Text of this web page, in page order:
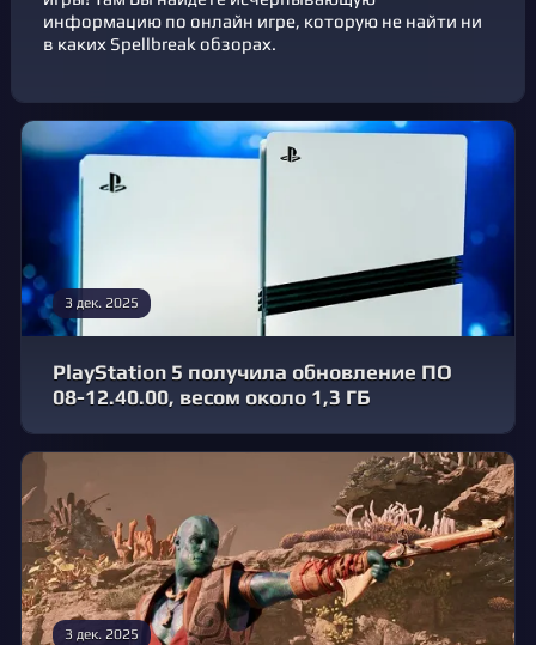
информацию по онлайн игре, которую не найти ни
в каких Spellbreak обзорах.
3 дек. 2025
PlayStation 5 получила обновление ПО
08-12.40.00, весом около 1,3 ГБ
3 дек. 2025